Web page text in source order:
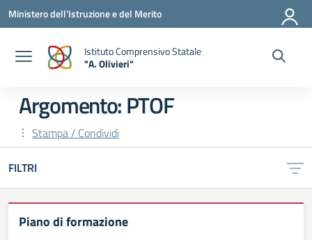
Vai ai contenuti
Vai al menu di navigazione
Vai al footer
Ministero dell'Istruzione e del Merito
Istituto Comprensivo Statale
"A. Olivieri"
Argomento: PTOF
Stampa / Condividi
FILTRI
Piano di formazione